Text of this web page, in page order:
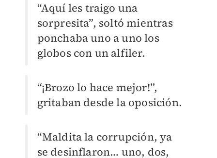
“Aquí les traigo una
sorpresita”, soltó mientras
ponchaba uno a uno los
globos con un alfiler.
“¡Brozo lo hace mejor!”,
gritaban desde la oposición.
“Maldita la corrupción, ya
se desinflaron… uno, dos,